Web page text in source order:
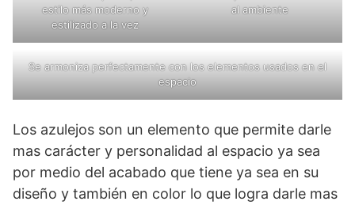
estilo más moderno y
estilizado a la vez
al ambiente
Se armoniza perfectamente con los elementos usados en el
espacio
Los azulejos son un elemento que permite darle
mas carácter y personalidad al espacio ya sea
por medio del acabado que tiene ya sea en su
diseño y también en color lo que logra darle mas